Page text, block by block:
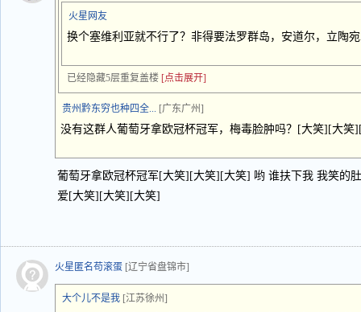
火星网友
换个塞维利亚就不行了？非得要法罗群岛，安道尔，立陶
已经隐藏5层重复盖楼 [点击展开]
贵州黔东穷也种四全... [广东广州]
没有这群人葡萄牙拿欧冠杯冠军，梅毒脸肿吗？[大笑][大笑
葡萄牙拿欧冠杯冠军[大笑][大笑][大笑] 哟 谁扶下我 我笑的
爱[大笑][大笑][大笑]
火星匿名苟滚蛋 [辽宁省盘锦市]
大个儿不是我 [江苏徐州]